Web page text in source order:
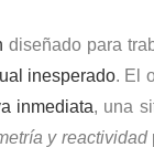
(2026): Guía
diseñado para
inesperado. El
inmediata, una
y reactividad